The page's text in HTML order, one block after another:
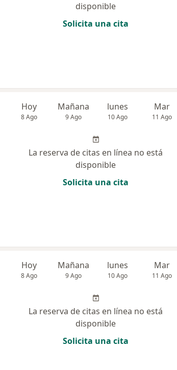
disponible
Solicita una cita
Hoy
8 Ago
Mañana
9 Ago
lunes
10 Ago
Mar
11 Ago
La reserva de citas en línea no está
disponible
Solicita una cita
Hoy
8 Ago
Mañana
9 Ago
lunes
10 Ago
Mar
11 Ago
La reserva de citas en línea no está
disponible
Solicita una cita